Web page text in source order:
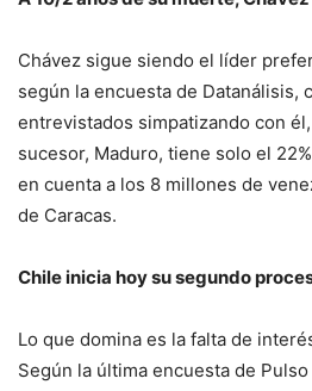
Chávez sigue siendo el líder
según la encuesta de Datanálisis,
entrevistados simpatizando con
sucesor, Maduro, tiene solo el
en cuenta a los 8 millones de
de Caracas.
Chile inicia hoy su segundo
Lo que domina es la falta de
Según la última encuesta de